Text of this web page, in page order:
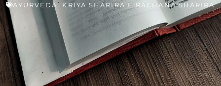
AYURVEDA, KRIYA SHARIRA E RACHANA SHARIRA